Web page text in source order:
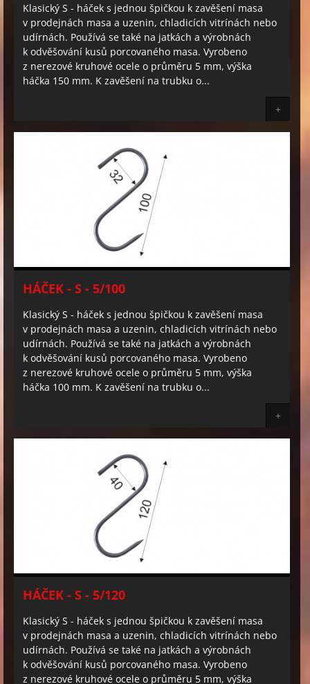
Klasický S - háček s jednou špičkou k zavěšení masa
v prodejnách masa a uzenin, chladicích vitrínách nebo
udírnách. Používá se také na jatkách a výrobnách
k odvěšování kusů porcovaného masa. Vyrobeno
z nerezové kruhové ocele o průměru 5 mm, výška
háčka 150 mm. K zavěšení na trubku o...
+
HÁČEK - S - 5/100
Klasický S - háček s jednou špičkou k zavěšení masa
v prodejnách masa a uzenin, chladicích vitrínách nebo
udírnách. Používá se také na jatkách a výrobnách
k odvěšování kusů porcovaného masa. Vyrobeno
z nerezové kruhové ocele o průměru 5 mm, výška
háčka 100 mm. K zavěšení na trubku o...
+
HÁČEK - S - 5/120
Klasický S - háček s jednou špičkou k zavěšení masa
v prodejnách masa a uzenin, chladicích vitrínách nebo
udírnách. Používá se také na jatkách a výrobnách
k odvěšování kusů porcovaného masa. Vyrobeno
z nerezové kruhové ocele o průměru 5 mm, výška